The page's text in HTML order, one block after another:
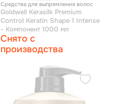
Средства для выпрямления волос
Goldwell Kerasilk Premium
Control Keratin Shape 1 Intense
- Компонент 1000 мл
Снято с
производства